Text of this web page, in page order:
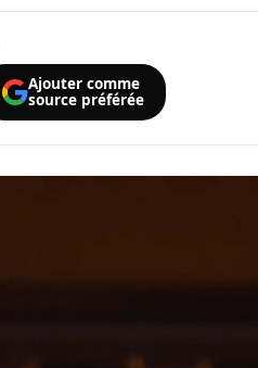
Ajouter comme
source préférée